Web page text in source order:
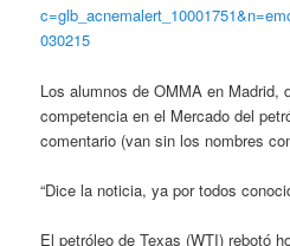
030215
Los alumnos de OMMA en Madrid,
competencia en el Mercado del
comentario (van sin los nombres
“Dice la noticia, ya por todos
El petróleo de Texas (WTI) rebotó